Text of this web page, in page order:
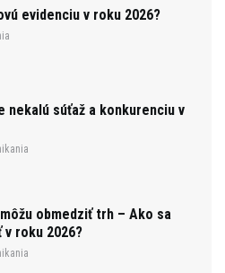
evidenciu v roku 2026?
nekalú súťaž a konkurenciu v
obmedziť trh – Ako sa
v roku 2026?